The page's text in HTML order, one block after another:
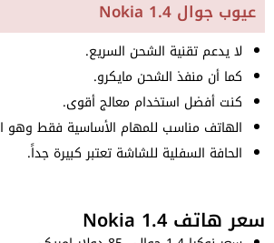
عيوب جوال Nokia 1.4
لا يدعم تقنية الشحن السريع.
كما أن منفذ الشحن مايكرو.
كنت أفضل استخدام معالج أقوى.
الهاتف مناسب للمهام الأساسية فقط وهو
الحافة السفلية للشاشة تعتبر كبيرة جداً.
سعر هاتف Nokia 1.4